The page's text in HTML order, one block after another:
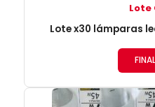
Lote
Lote x30 lámparas